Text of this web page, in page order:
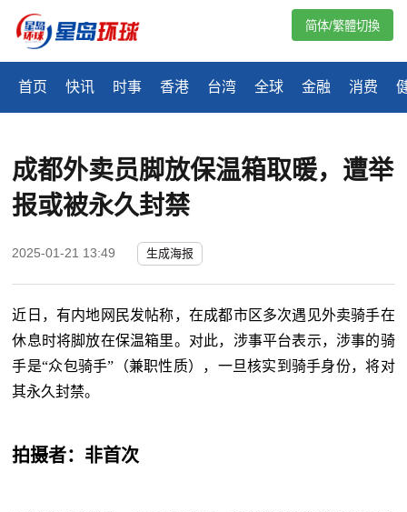
首页 快讯 时事 香港 台湾 全球 金融 消费
简体/繁體切換
成都外卖员脚放保温箱取暖，遭举
报或被永久封禁
2025-01-21 13:49 生成海报
近日，有内地网民发帖称，在成都市区多次遇见外卖骑手在
休息时将脚放在保温箱里。对此，涉事平台表示，涉事的骑
手是“众包骑手”（兼职性质），一旦核实到骑手身份，将对
其永久封禁。
拍摄者：非首次